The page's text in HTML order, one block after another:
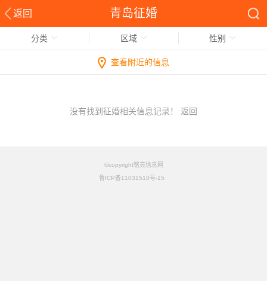
返回 青岛征婚
分类 区域 性别
查看附近的信息
没有找到征婚相关信息记录！ 返回
©copyright铭竟信息网
鲁ICP备11031510号-15